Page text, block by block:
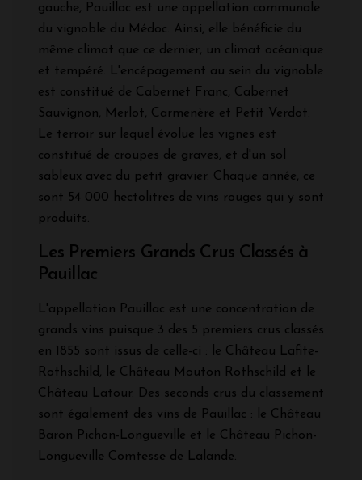
gauche, Pauillac est une appellation communale
du vignoble du Médoc. Ainsi, elle bénéficie du
même climat que ce dernier, un climat océanique
et tempéré. L'encépagement au sein du vignoble
est constitué de Cabernet Franc, Cabernet
Sauvignon, Merlot, Carmenère et Petit Verdot.
Le terroir sur lequel évolue les vignes est
constitué de croupes de graves, et d'un sol
sableux avec du petit gravier. Chaque année, ce
sont 54 000 hectolitres de vins rouges qui y sont
produits.
Les Premiers Grands Crus Classés à
Pauillac
L'appellation Pauillac est une concentration de
grands vins puisque 3 des 5 premiers crus classés
en 1855 sont issus de celle-ci : le Château Lafite-
Rothschild, le Château Mouton Rothschild et le
Château Latour. Des seconds crus du classement
sont également des vins de Pauillac : le Château
Baron Pichon-Longueville et le Château Pichon-
Longueville Comtesse de Lalande.